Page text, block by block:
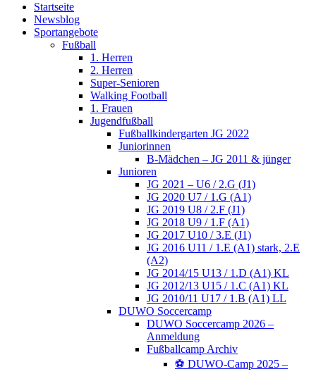
Startseite
Newsblog
Sportangebote
Fußball
1. Herren
2. Herren
Super-Senioren
Walking Football
1. Frauen
Jugendfußball
Fußballkindergarten JG 2022
Juniorinnen
B-Mädchen – JG 2011 & jünger
Junioren
JG 2021 – U6 / 2.G (J1)
JG 2020 U7 / 1.G (A1)
JG 2019 U8 / 2.F (J1)
JG 2018 U9 / 1.F (A1)
JG 2017 U10 / 3.E (J1)
JG 2016 U11 / 1.E (A1) stark, 2.E
(A2)
JG 2014/15 U13 / 1.D (A1) KL
JG 2012/13 U15 / 1.C (A1) KL
JG 2010/11 U17 / 1.B (A1) LL
DUWO Soccercamp
DUWO Soccercamp 2026 –
Anmeldung
Fußballcamp Archiv
⚽️ DUWO-Camp 2025 –